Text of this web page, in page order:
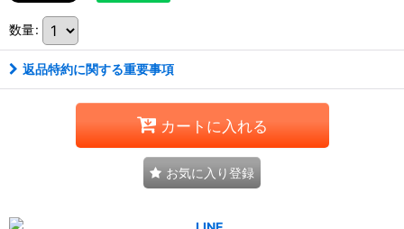
数量:
返品特約に関する重要事項
カートに入れる
お気に入り登録